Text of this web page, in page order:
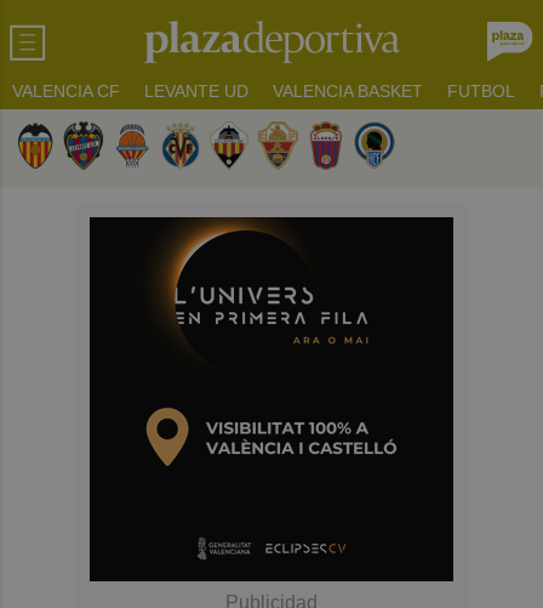
VALENCIA CF LEVANTE UD VALENCIA BASKET FUTBOL